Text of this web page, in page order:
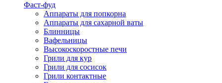
Фаст-фуд
Аппараты для попкорна
Аппараты для сахарной ваты
Блинницы
Вафельницы
Высокоскоростные печи
Грили для кур
Грили для сосисок
Грили контактные